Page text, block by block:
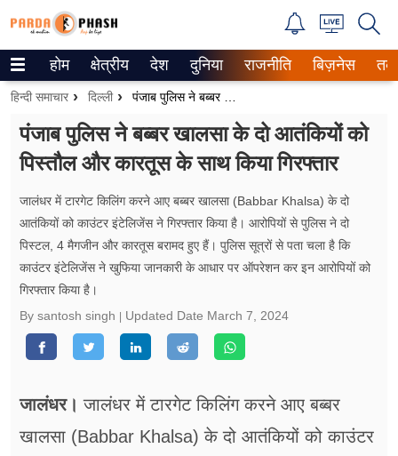
Trending on Google News
ePaper
वेब स्टोरीज
उत्तर प्रदेश
गैलरी
वीडियो
रिलेशनशिप
जीवन मंत्रा
फूड
सेहत
होम क्षेत्रीय देश दुनिया राजनीति बिज़नेस
हिन्दी समाचार दिल्ली
पंजाब पुलिस ने बब्बर खालसा के दो आतंकियों को
पिस्तौल और कारतूस के साथ किया गिरफ्तार
जालंधर में टारगेट किलिंग करने आए बब्बर खालसा (Babbar Khalsa) के दो
आतंकियों को काउंटर इंटेलिजेंस ने गिरफ्तार किया है। आरोपियों से पुलिस ने दो
पिस्टल, 4 मैगजीन और कारतूस बरामद हुए हैं। पुलिस सूत्रों से पता चला है कि
काउंटर इंटेलिजेंस ने खुफिया जानकारी के आधार पर ऑपरेशन कर इन आरोपियों को
गिरफ्तार किया है।
By santosh singh
Updated Date March 7, 2024
जालंधर। जालंधर में टारगेट किलिंग करने आए बब्बर
खालसा (Babbar Khalsa) के दो आतंकियों को काउंटर